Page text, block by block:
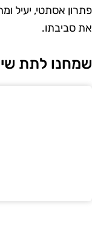
אסתטי, יעיל
סביבתו.
לתת